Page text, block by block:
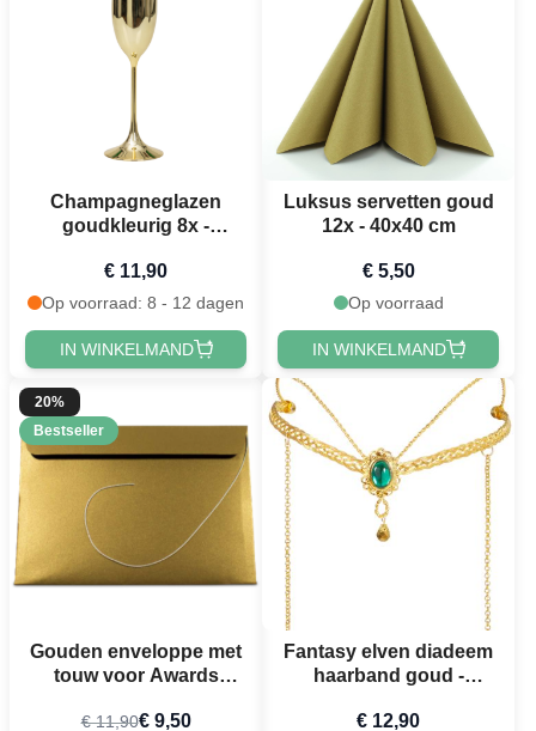
Champagneglazen
goudkleurig 8x -
€ 11,90
Op voorraad: 8 - 12 dagen
IN WINKELMAND
Luksus servetten goud
12x - 40x40 cm
€ 5,50
Op voorraad
IN WINKELMAND
20%
Bestseller
Gouden enveloppe met
touw voor Awards
€ 11,90€ 9,50
Fantasy elven diadeem
haarband goud -
€ 12,90